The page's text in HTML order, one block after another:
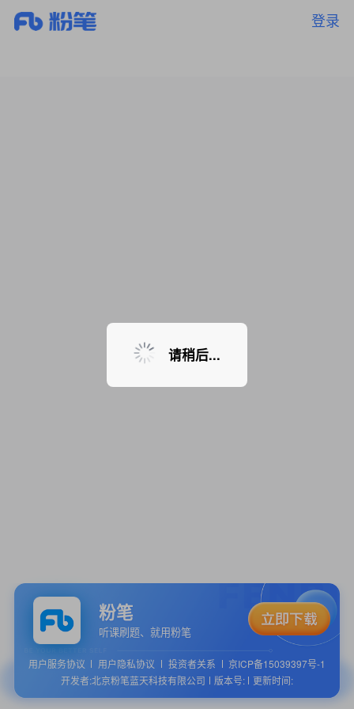
登录
暂无课程，敬请期待
粉笔
听课刷题、就用粉笔
用户服务协议 用户隐私协议 投资者关系
京ICP备15039397号-1
开发者:北京粉笔蓝天科技有限公司
版本号: 更新时间:
请稍后...